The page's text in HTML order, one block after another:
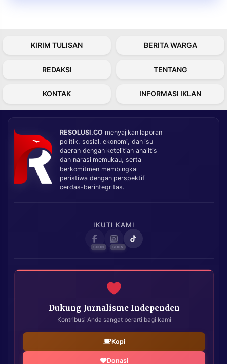
KIRIM TULISAN BERITA WARGA
REDAKSI TENTANG
KONTAK INFORMASI IKLAN
RESOLUSI.CO menyajikan laporan
politik, sosial, ekonomi, dan isu
daerah dengan ketelitian analitis
dan narasi memukau, serta
berkomitmen membingkai
peristiwa dengan perspektif
cerdas-berintegritas.
IKUTI KAMI
Dukung Jurnalisme Independen
Kontribusi Anda sangat berarti bagi kami
Kopi
Donasi